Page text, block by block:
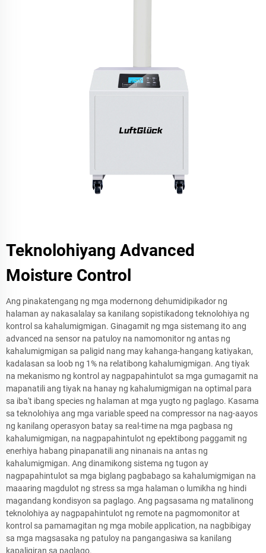
Teknolohiyang Advanced
Moisture Control
Ang pinakatengang ng mga modernong dehumidipikador ng
halaman ay nakasalalay sa kanilang sopistikadong teknolohiya ng
kontrol sa kahalumigmigan. Ginagamit ng mga sistemang ito ang
advanced na sensor na patuloy na namomonitor ng antas ng
kahalumigmigan sa paligid nang may kahanga-hangang katiyakan,
kadalasan sa loob ng 1% na relatibong kahalumigmigan. Ang tiyak
na mekanismo ng kontrol ay nagpapahintulot sa mga gumagamit na
mapanatili ang tiyak na hanay ng kahalumigmigan na optimal para
sa iba't ibang species ng halaman at mga yugto ng paglago. Kasama
sa teknolohiya ang mga variable speed na compressor na nag-aayos
ng kanilang operasyon batay sa real-time na mga pagbasa ng
kahalumigmigan, na nagpapahintulot ng epektibong paggamit ng
enerhiya habang pinapanatili ang ninanais na antas ng
kahalumigmigan. Ang dinamikong sistema ng tugon ay
nagpapahintulot sa mga biglang pagbabago sa kahalumigmigan na
maaaring magdulot ng stress sa mga halaman o lumikha ng hindi
magandang kondisyon sa paglago. Ang pagsasama ng matalinong
teknolohiya ay nagpapahintulot ng remote na pagmomonitor at
kontrol sa pamamagitan ng mga mobile application, na nagbibigay
sa mga magsasaka ng patuloy na pangangasiwa sa kanilang
kapaligiran sa paglago.